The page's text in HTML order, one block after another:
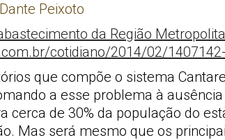
Peixoto
que compõe o sistema
a esse problema à
cerca de 30% da população do
Mas será mesmo que os